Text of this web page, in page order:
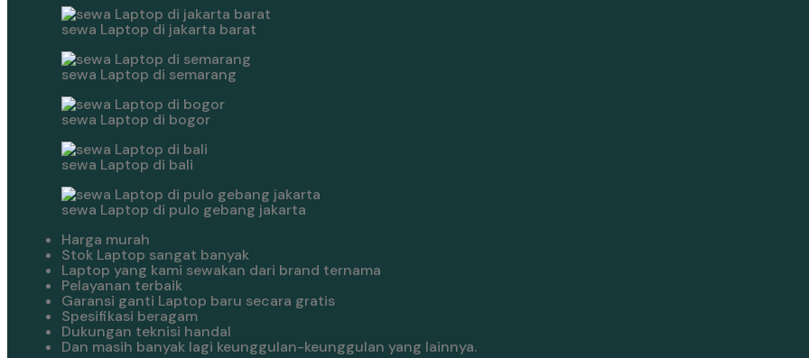
sewa Laptop di jakarta barat
sewa Laptop di semarang
sewa Laptop di bogor
sewa Laptop di bali
sewa Laptop di pulo gebang jakarta
Harga murah
Stok Laptop sangat banyak
Laptop yang kami sewakan dari brand ternama
Pelayanan terbaik
Garansi ganti Laptop baru secara gratis
Spesifikasi beragam
Dukungan teknisi handal
Dan masih banyak lagi keunggulan-keunggulan yang lainnya.